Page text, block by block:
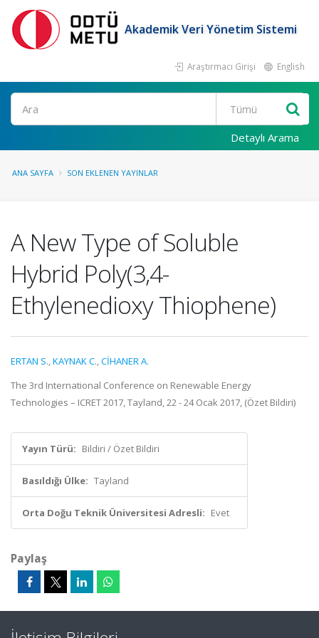
Akademik Veri Yönetim Sistemi
Araştırmacı Girişi English
Ara
Detaylı Arama
ANA SAYFA SON EKLENEN YAYINLAR
A New Type of Soluble
Hybrid Poly(3,4-
Ethylenedioxy Thiophene)
ERTAN S.,KAYNAK C.,CİHANER A.
The 3rd International Conference on Renewable Energy
Technologies – ICRET 2017, Tayland, 22 - 24 Ocak 2017, (Özet Bildiri)
Yayın Türü: Bildiri / Özet Bildiri
Basıldığı Ülke: Tayland
Orta Doğu Teknik Üniversitesi Adresli: Evet
Paylaş